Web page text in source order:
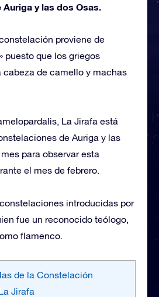
y las dos Osas.
proviene de
puesto que los griegos
cabeza de camello y machas
La Jirafa está
de Auriga y las
para observar esta
el mes de febrero.
introducidas por
fue un reconocido teólogo,
flamenco.
de la Constelación
Jirafa